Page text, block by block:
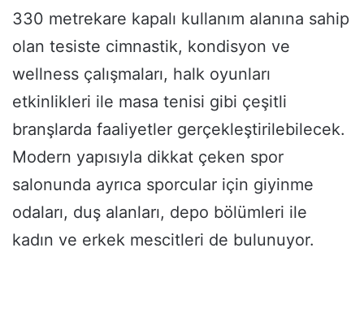
330 metrekare kapalı kullanım alanına sahip
olan tesiste cimnastik, kondisyon ve
wellness çalışmaları, halk oyunları
etkinlikleri ile masa tenisi gibi çeşitli
branşlarda faaliyetler gerçekleştirilebilecek.
Modern yapısıyla dikkat çeken spor
salonunda ayrıca sporcular için giyinme
odaları, duş alanları, depo bölümleri ile
kadın ve erkek mescitleri de bulunuyor.